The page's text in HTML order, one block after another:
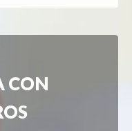
CON